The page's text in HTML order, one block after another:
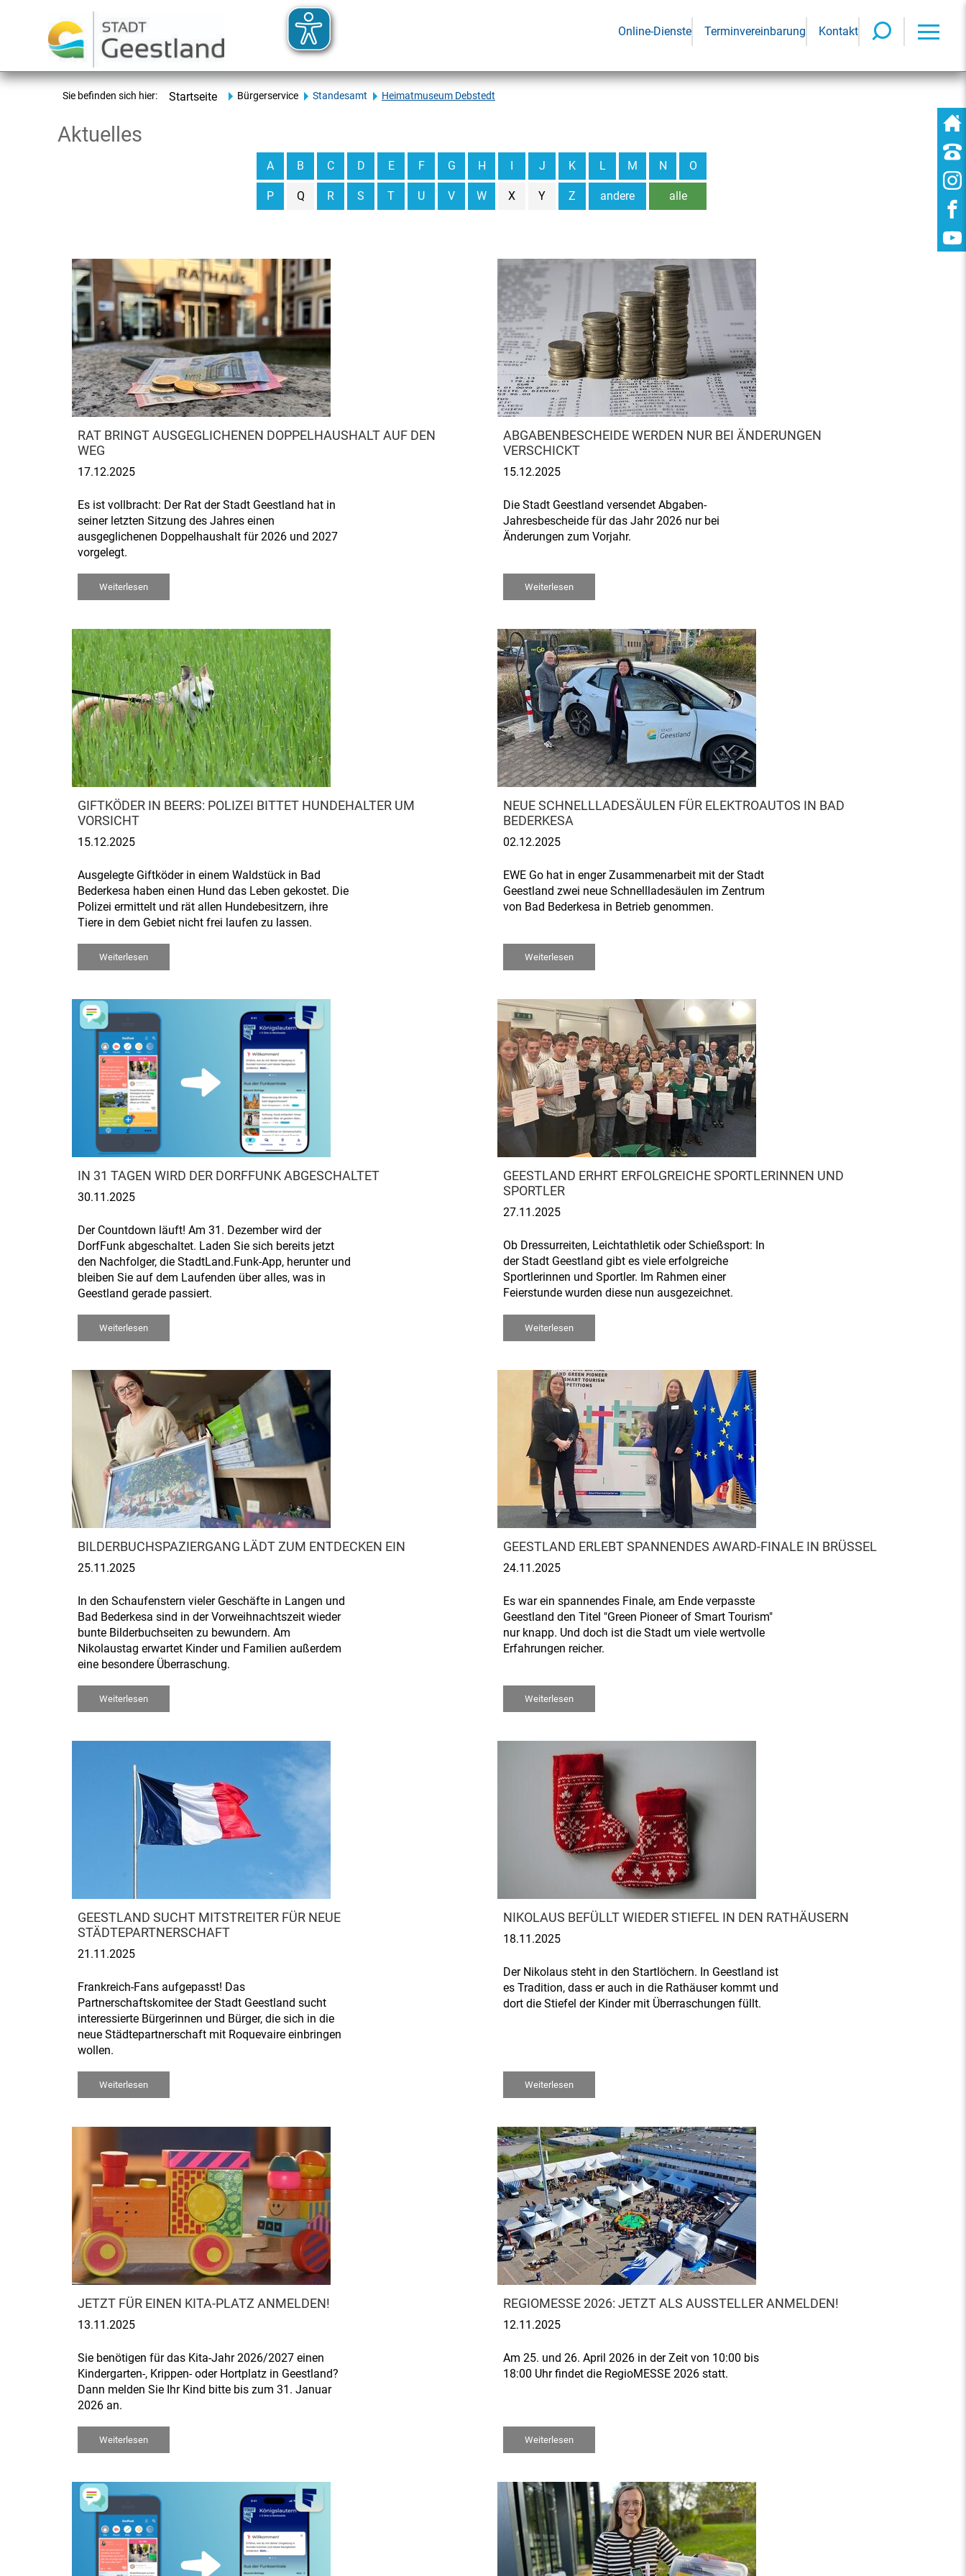
Online-Dienste Terminvereinbarung Kontakt
Sie befinden sich hier: Startseite Bürgerservice Standesamt Heimatmuseum Debstedt
Aktuelles
alle
A B C D E F G H I J K L M N O
P Q R S T U V W X Y Z andere
RAT BRINGT AUSGEGLICHENEN DOPPELHAUSHALT AUF DEN
WEG
17.12.2025
Es ist vollbracht: Der Rat der Stadt Geestland hat in
seiner letzten Sitzung des Jahres einen
ausgeglichenen Doppelhaushalt für 2026 und 2027
vorgelegt.
Weiterlesen
ABGABENBESCHEIDE WERDEN NUR BEI ÄNDERUNGEN
VERSCHICKT
15.12.2025
Die Stadt Geestland versendet Abgaben-
Jahresbescheide für das Jahr 2026 nur bei
Änderungen zum Vorjahr.
Weiterlesen
GIFTKÖDER IN BEERS: POLIZEI BITTET HUNDEHALTER UM
VORSICHT
15.12.2025
Ausgelegte Giftköder in einem Waldstück in Bad
Bederkesa haben einen Hund das Leben gekostet. Die
Polizei ermittelt und rät allen Hundebesitzern, ihre
Tiere in dem Gebiet nicht frei laufen zu lassen.
Weiterlesen
NEUE SCHNELLLADESÄULEN FÜR ELEKTROAUTOS IN BAD
BEDERKESA
02.12.2025
EWE Go hat in enger Zusammenarbeit mit der Stadt
Geestland zwei neue Schnellladesäulen im Zentrum
von Bad Bederkesa in Betrieb genommen.
Weiterlesen
IN 31 TAGEN WIRD DER DORFFUNK ABGESCHALTET
30.11.2025
Der Countdown läuft! Am 31. Dezember wird der
DorfFunk abgeschaltet. Laden Sie sich bereits jetzt
den Nachfolger, die StadtLand.Funk-App, herunter und
bleiben Sie auf dem Laufenden über alles, was in
Geestland gerade passiert.
Weiterlesen
GEESTLAND ERHRT ERFOLGREICHE SPORTLERINNEN UND
SPORTLER
27.11.2025
Ob Dressurreiten, Leichtathletik oder Schießsport: In
der Stadt Geestland gibt es viele erfolgreiche
Sportlerinnen und Sportler. Im Rahmen einer
Feierstunde wurden diese nun ausgezeichnet.
Weiterlesen
BILDERBUCHSPAZIERGANG LÄDT ZUM ENTDECKEN EIN
25.11.2025
In den Schaufenstern vieler Geschäfte in Langen und
Bad Bederkesa sind in der Vorweihnachtszeit wieder
bunte Bilderbuchseiten zu bewundern. Am
Nikolaustag erwartet Kinder und Familien außerdem
eine besondere Überraschung.
Weiterlesen
GEESTLAND ERLEBT SPANNENDES AWARD-FINALE IN BRÜSSEL
24.11.2025
Es war ein spannendes Finale, am Ende verpasste
Geestland den Titel "Green Pioneer of Smart Tourism"
nur knapp. Und doch ist die Stadt um viele wertvolle
Erfahrungen reicher.
Weiterlesen
GEESTLAND SUCHT MITSTREITER FÜR NEUE
STÄDTEPARTNERSCHAFT
21.11.2025
Frankreich-Fans aufgepasst! Das
Partnerschaftskomitee der Stadt Geestland sucht
interessierte Bürgerinnen und Bürger, die sich in die
neue Städtepartnerschaft mit Roquevaire einbringen
wollen.
Weiterlesen
NIKOLAUS BEFÜLLT WIEDER STIEFEL IN DEN RATHÄUSERN
18.11.2025
Der Nikolaus steht in den Startlöchern. In Geestland ist
es Tradition, dass er auch in die Rathäuser kommt und
dort die Stiefel der Kinder mit Überraschungen füllt.
Weiterlesen
JETZT FÜR EINEN KITA-PLATZ ANMELDEN!
13.11.2025
Sie benötigen für das Kita-Jahr 2026/2027 einen
Kindergarten-, Krippen- oder Hortplatz in Geestland?
Dann melden Sie Ihr Kind bitte bis zum 31. Januar
2026 an.
Weiterlesen
REGIOMESSE 2026: JETZT ALS AUSSTELLER ANMELDEN!
12.11.2025
Am 25. und 26. April 2026 in der Zeit von 10:00 bis
18:00 Uhr findet die RegioMESSE 2026 statt.
Weiterlesen